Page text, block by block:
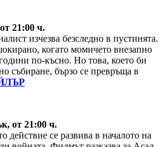
21:00 ч.
изчезва безследно в пустинята.
когато момичето внезапно
по-късно. Но това, което би
събиране, бързо се превръща в
от 21:00 ч.
действие се развива в началото на